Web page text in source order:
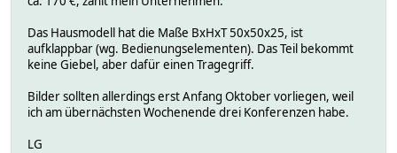
Das Hausmodell hat die Maße BxHxT 50x50x25, ist
aufklappbar (wg. Bedienungselementen). Das Teil bekommt
keine Giebel, aber dafür einen Tragegriff.
Bilder sollten allerdings erst Anfang Oktober vorliegen, weil
ich am übernächsten Wochenende drei Konferenzen habe.
LG